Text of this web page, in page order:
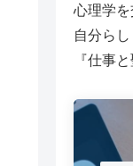
心理学
自分ら
『仕事